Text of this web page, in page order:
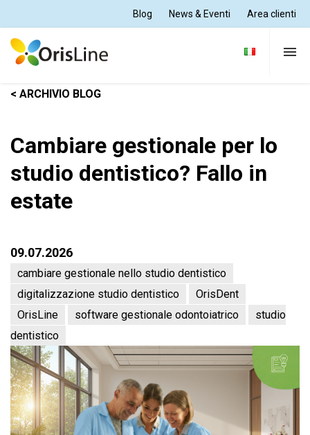
Blog News & Eventi Area clienti
Per Dentisti
Per Odontotecnici
Tutte le soluzioni
Supporto e formazione
Chi siamo
< ARCHIVIO BLOG
Cambiare gestionale per lo
studio dentistico? Fallo in
estate
09.07.2026
cambiare gestionale nello studio dentistico
digitalizzazione studio dentistico
OrisDent
OrisLine
software gestionale odontoiatrico
studio
dentistico